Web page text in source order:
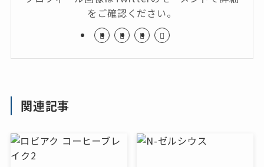
をご確認ください。
関連記事